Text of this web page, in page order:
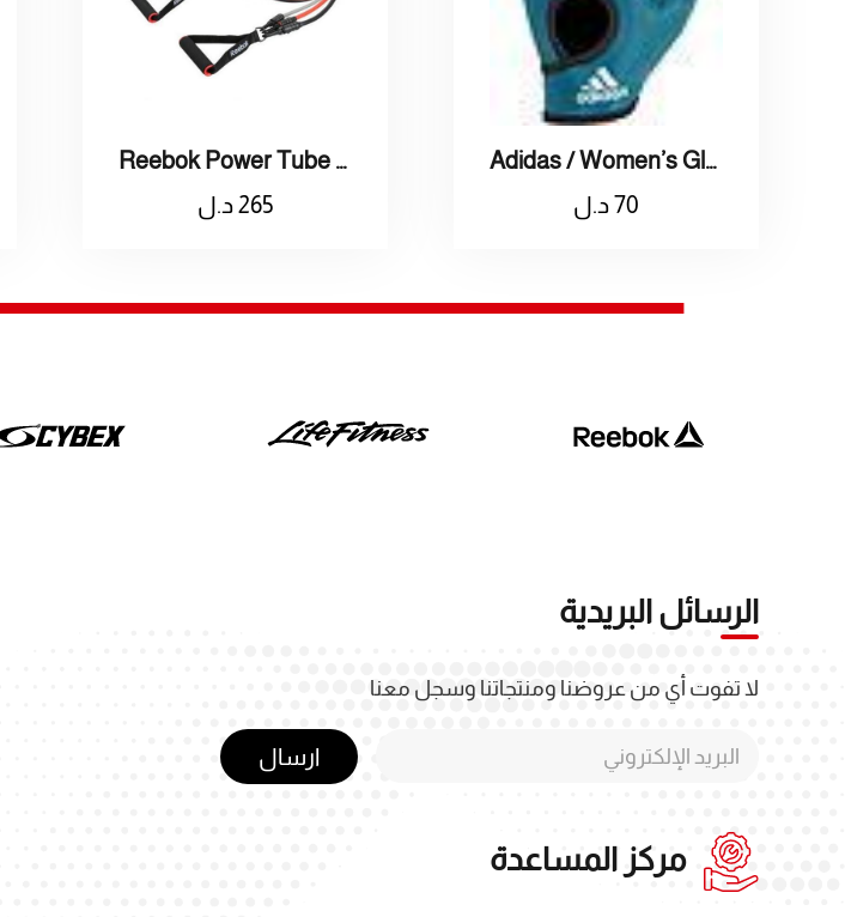
Adidas / Women’s Gloves S / اديداس قفاز نسائي صغير
70د.ل
Reebok Power Tube Set Of / حبل مقاومة ريبوك
265د.ل
الرسائل البريدية
لا تفوت أي من عروضنا ومنتجاتنا وسجل معنا
ارسال
مركز المساعدة